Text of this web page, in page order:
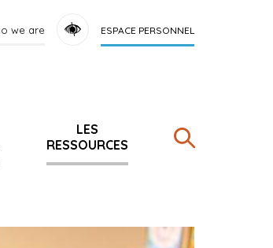
we are ESPACE PERSONNEL
LES
RESSOURCES
Rechercher